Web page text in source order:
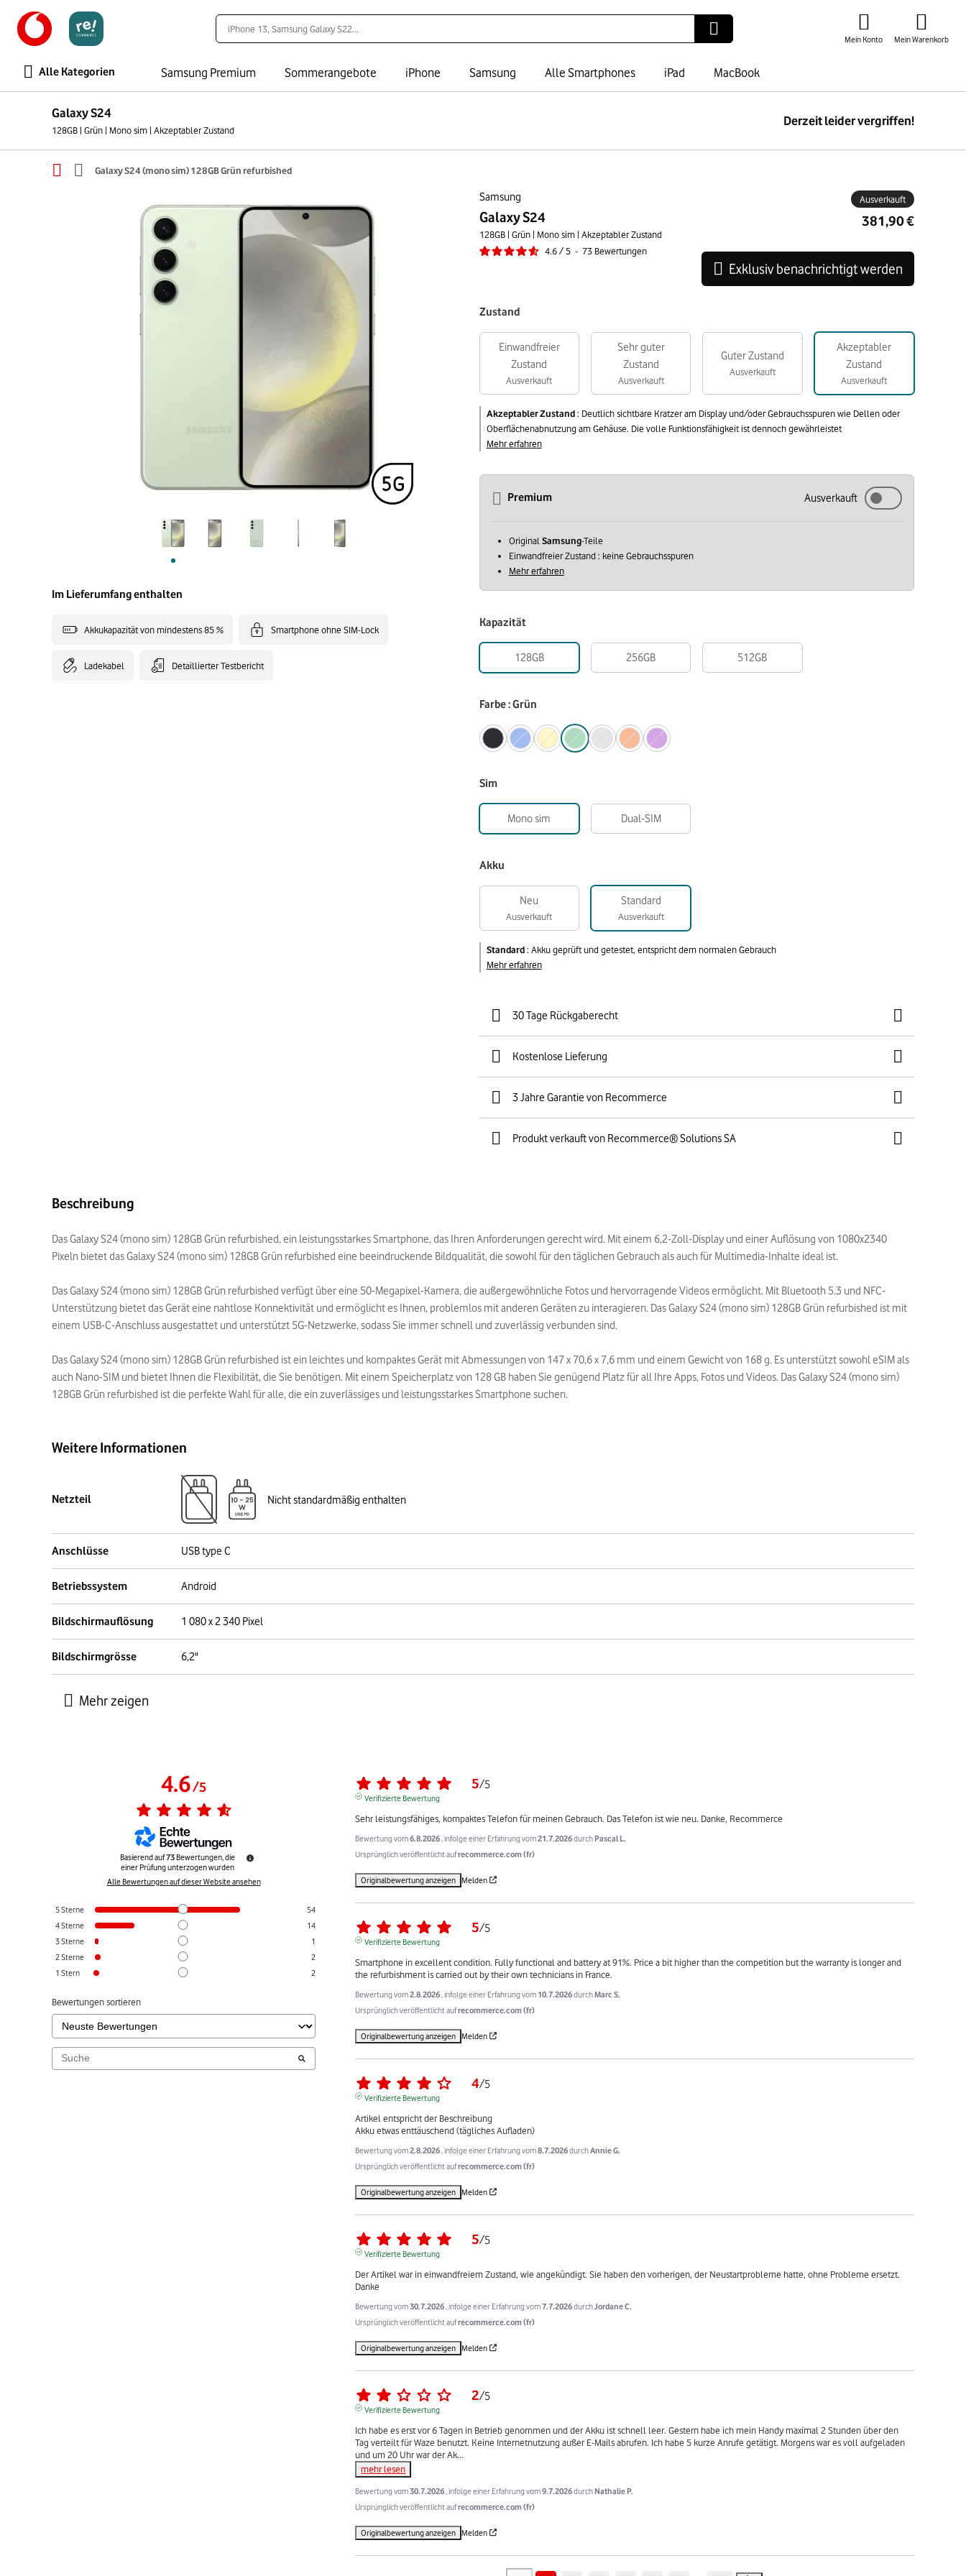
Mein Konto Mein Warenkorb
Alle Kategorien Samsung Premium Sommerangebote iPhone Samsung Alle Smartphones iPad MacBook
Galaxy S24
128GB | Grün | Mono sim | Akzeptabler Zustand
Derzeit leider vergriffen!
Galaxy S24 (mono sim) 128GB Grün refurbished
Samsung
Galaxy S24
128GB | Grün | Mono sim | Akzeptabler Zustand
4.6 / 5 - 73 Bewertungen
Ausverkauft
Im Lieferumfang enthalten
Akkukapazität von mindestens 85 % Smartphone ohne SIM-Lock
Ladekabel Detaillierter Testbericht
381,90 €
Exklusiv benachrichtigt werden
Zustand
Einwandfreier
Zustand
Ausverkauft
Sehr guter
Zustand
Ausverkauft
Guter Zustand
Ausverkauft
Akzeptabler
Zustand
Ausverkauft
Akzeptabler Zustand: Deutlich sichtbare Kratzer am Display und/oder Gebrauchsspuren wie Dellen oder
Oberflächenabnutzung am Gehäuse. Die volle Funktionsfähigkeit ist dennoch gewährleistet
Mehr erfahren
Premium Ausverkauft
Original Samsung-Teile
Einwandfreier Zustand : keine Gebrauchsspuren
Mehr erfahren
Kapazität
128GB 256GB 512GB
Farbe : Grün
Sim
Mono sim Dual-SIM
Akku
Neu
Ausverkauft
Standard
Ausverkauft
Standard: Akku geprüft und getestet, entspricht dem normalen Gebrauch
Mehr erfahren
30 Tage Rückgaberecht
Kostenlose Lieferung
3 Jahre Garantie von Recommerce
Produkt verkauft von Recommerce® Solutions SA
Beschreibung
Das Galaxy S24 (mono sim) 128GB Grün refurbished, ein leistungsstarkes Smartphone, das Ihren Anforderungen gerecht wird. Mit einem 6,2-Zoll-Display und einer Auflösung von 1080x2340
Pixeln bietet das Galaxy S24 (mono sim) 128GB Grün refurbished eine beeindruckende Bildqualität, die sowohl für den täglichen Gebrauch als auch für Multimedia-Inhalte ideal ist.
Das Galaxy S24 (mono sim) 128GB Grün refurbished verfügt über eine 50-Megapixel-Kamera, die außergewöhnliche Fotos und hervorragende Videos ermöglicht. Mit Bluetooth 5.3 und NFC-
Unterstützung bietet das Gerät eine nahtlose Konnektivität und ermöglicht es Ihnen, problemlos mit anderen Geräten zu interagieren. Das Galaxy S24 (mono sim) 128GB Grün refurbished ist mit
einem USB-C-Anschluss ausgestattet und unterstützt 5G-Netzwerke, sodass Sie immer schnell und zuverlässig verbunden sind.
Das Galaxy S24 (mono sim) 128GB Grün refurbished ist ein leichtes und kompaktes Gerät mit Abmessungen von 147 x 70,6 x 7,6 mm und einem Gewicht von 168 g. Es unterstützt sowohl eSIM als
auch Nano-SIM und bietet Ihnen die Flexibilität, die Sie benötigen. Mit einem Speicherplatz von 128 GB haben Sie genügend Platz für all Ihre Apps, Fotos und Videos. Das Galaxy S24 (mono sim)
128GB Grün refurbished ist die perfekte Wahl für alle, die ein zuverlässiges und leistungsstarkes Smartphone suchen.
Weitere Informationen
Netzteil Nicht standardmäßig enthalten
Anschlüsse USB type C
Betriebssystem Android
Bildschirmauflösung 1 080 x 2 340 Pixel
Bildschirmgrösse 6,2"
4.6/5
Basierend auf73 Bewertungen, die
einer Prüfung unterzogen wurden
Alle Bewertungen auf dieser Website ansehen
5Sterne
54
4Sterne
14
3Sterne
1
2Sterne
2
1 Stern 2
Bewertungen sortieren
5/5
Verifizierte Bewertung
Sehr leistungsfähiges, kompaktes Telefon für meinen Gebrauch. Das Telefon ist wie neu. Danke, Recommerce
Bewertung vom6.8.2026 , infolge einer Erfahrung vom21.7.2026durch Pascal L.
Ursprünglich veröffentlicht aufrecommerce.com (fr)
Originalbewertung anzeigen Melden
5/5
Verifizierte Bewertung
Smartphone in excellent condition. Fully functional and battery at 91%. Price a bit higher than the competition but the warranty is longer and
the refurbishment is carried out by their own technicians in France.
Bewertung vom2.8.2026 , infolge einer Erfahrung vom 10.7.2026durchMarc S.
Ursprünglich veröffentlicht aufrecommerce.com (fr)
Originalbewertung anzeigen Melden
4/5
Verifizierte Bewertung
Artikel entspricht der Beschreibung
Akku etwas enttäuschend (tägliches Aufladen)
Bewertung vom2.8.2026 , infolge einer Erfahrung vom8.7.2026durchAnnie G.
Ursprünglich veröffentlicht aufrecommerce.com (fr)
Originalbewertung anzeigen Melden
5/5
Verifizierte Bewertung
Der Artikel war in einwandfreiem Zustand, wie angekündigt. Sie haben den vorherigen, der Neustartprobleme hatte, ohne Probleme ersetzt.
Danke
Bewertung vom30.7.2026 , infolge einer Erfahrung vom7.7.2026durchJordane C.
Ursprünglich veröffentlicht aufrecommerce.com (fr)
Originalbewertung anzeigen Melden
2/5
Verifizierte Bewertung
Ich habe es erst vor 6 Tagen in Betrieb genommen und der Akku ist schnell leer. Gestern habe ich mein Handy maximal 2 Stunden über den
Tag verteilt für Waze benutzt. Keine Internetnutzung außer E-Mails abrufen. Ich habe 5 kurze Anrufe getätigt. Morgens war es voll aufgeladen
und um 20 Uhr war der Ak...
mehr lesen
Bewertung vom30.7.2026 , infolge einer Erfahrung vom9.7.2026durch Nathalie P.
Ursprünglich veröffentlicht aufrecommerce.com (fr)
Originalbewertung anzeigen Melden